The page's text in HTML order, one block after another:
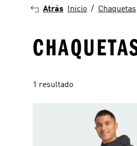
Atrás Inicio Chaquetas
1 resultado